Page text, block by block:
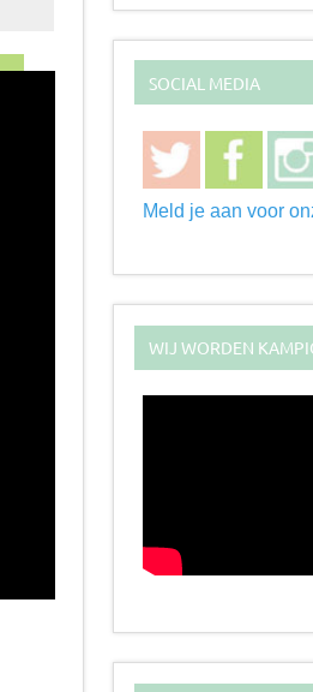
SOCIAL MEDIA
Meld je aan voor
WIJ WORDEN